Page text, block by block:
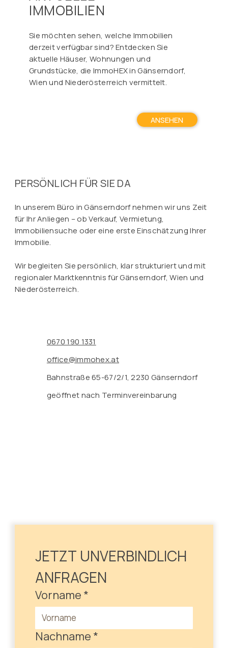
IMMOBILIEN
Sie möchten sehen, welche Immobilien
derzeit verfügbar sind? Entdecken Sie
aktuelle Häuser, Wohnungen und
Grundstücke, die ImmoHEX in Gänserndorf,
Wien und Niederösterreich vermittelt.
ANSEHEN
PERSÖNLICH FÜR SIE DA
In unserem Büro in Gänserndorf nehmen wir uns Zeit
für Ihr Anliegen – ob Verkauf, Vermietung,
Immobiliensuche oder eine erste Einschätzung Ihrer
Immobilie.
Wir begleiten Sie persönlich, klar strukturiert und mit
regionaler Marktkenntnis für Gänserndorf, Wien und
Niederösterreich.
0670 190 1331
office@immohex.at
Bahnstraße 65-67/2/1, 2230 Gänserndorf
geöffnet nach Terminvereinbarung
JETZT UNVERBINDLICH
ANFRAGEN
Vorname *
Nachname *